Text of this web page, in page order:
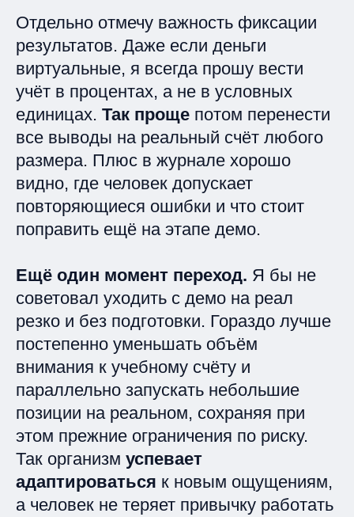
Отдельно отмечу важность фиксации
результатов. Даже если деньги
виртуальные, я всегда прошу вести
учёт в процентах, а не в условных
единицах. Так проще потом перенести
все выводы на реальный счёт любого
размера. Плюс в журнале хорошо
видно, где человек допускает
повторяющиеся ошибки и что стоит
поправить ещё на этапе демо.
Ещё один момент переход. Я бы не
советовал уходить с демо на реал
резко и без подготовки. Гораздо лучше
постепенно уменьшать объём
внимания к учебному счёту и
параллельно запускать небольшие
позиции на реальном, сохраняя при
этом прежние ограничения по риску.
Так организм успевает
адаптироваться к новым ощущениям,
а человек не теряет привычку работать